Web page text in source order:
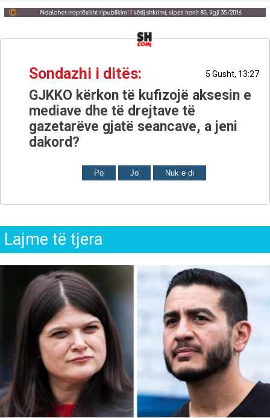
Sondazhi i ditës: 5 Gusht, 13:27
GJKKO kërkon të kufizojë aksesin e
mediave dhe të drejtave të
gazetarëve gjatë seancave, a jeni
dakord?
Po Jo Nuk e di
Lajme të tjera